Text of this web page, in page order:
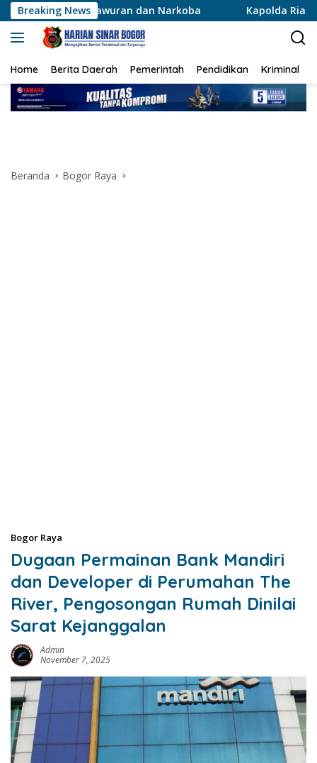
Langsung
ke
konten
Breaking News
dan Narkoba Kapolda Riau Beri Penghargaan
Home Berita Daerah Pemerintah Pendidikan Kriminal
Beranda Bogor Raya
Bogor Raya
Dugaan Permainan Bank Mandiri
dan Developer di Perumahan The
River, Pengosongan Rumah Dinilai
Sarat Kejanggalan
Admin
November 7, 2025